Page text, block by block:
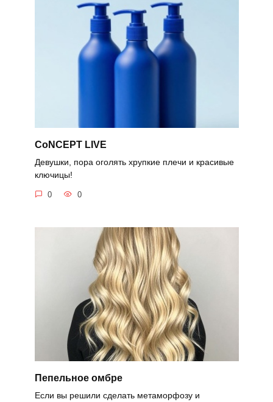
CoNCEPT LIVE
Девушки, пора оголять хрупкие плечи и красивые
ключицы!
0 0
Пепельное омбре
Если вы решили сделать метаморфозу и